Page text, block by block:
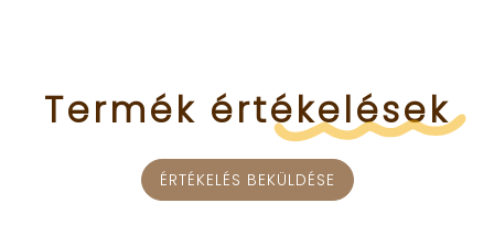
Termék értékelések
ÉRTÉKELÉS BEKÜLDÉSE